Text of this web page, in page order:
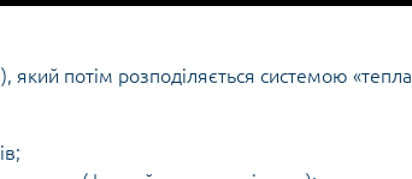
який потім розподіляється системою